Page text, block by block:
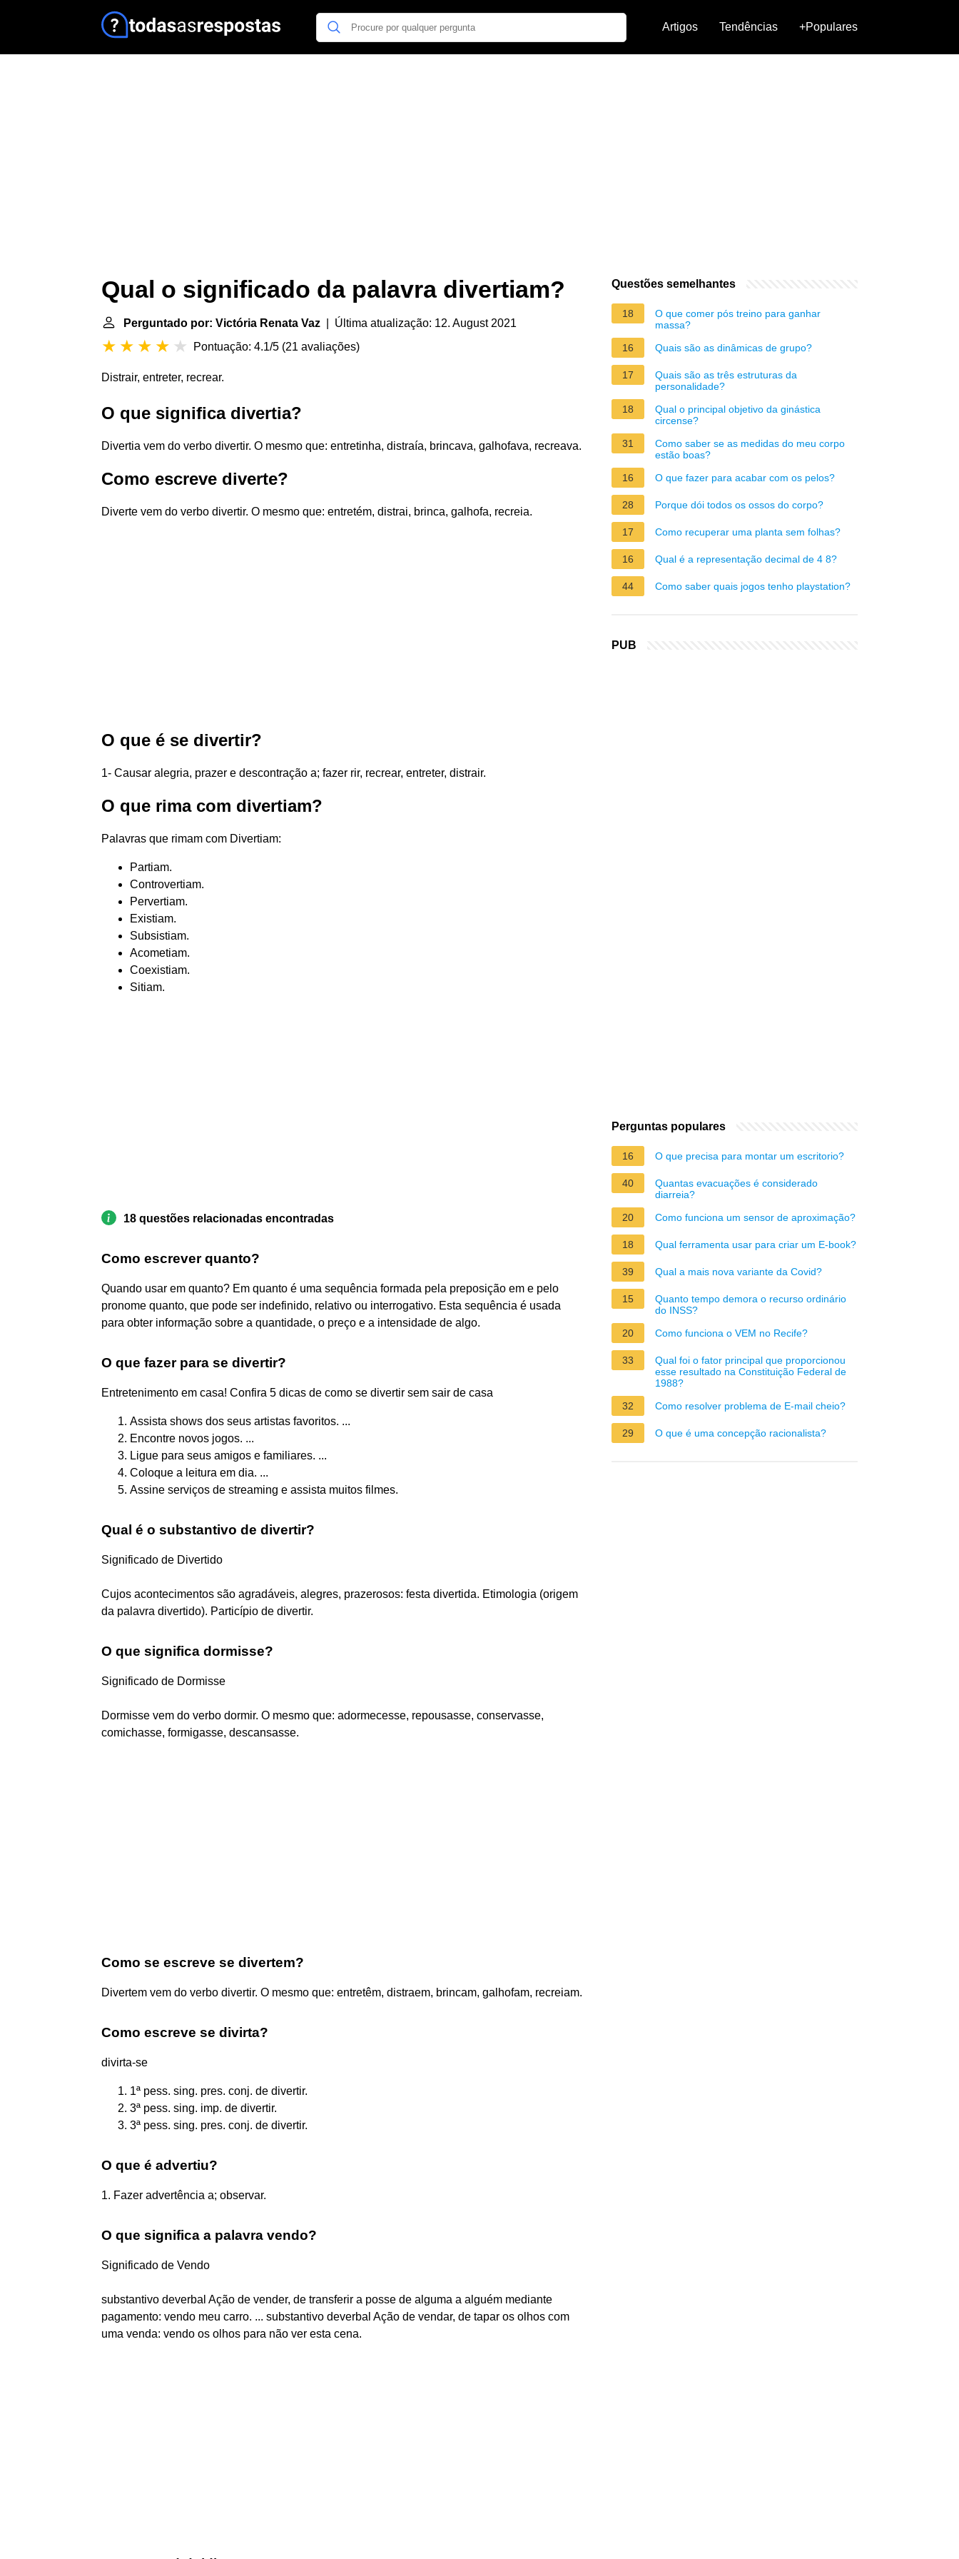
Artigos Tendências +Populares
Qual o significado da palavra divertiam?
Perguntado por: Victória Renata Vaz | Última atualização: 12. August 2021
Pontuação: 4.1/5 (21 avaliações)
Distrair, entreter, recrear.
O que significa divertia?
Divertia vem do verbo divertir. O mesmo que: entretinha, distraía, brincava, galhofava, recreava.
Como escreve diverte?
Diverte vem do verbo divertir. O mesmo que: entretém, distrai, brinca, galhofa, recreia.
O que é se divertir?
1- Causar alegria, prazer e descontração a; fazer rir, recrear, entreter, distrair.
O que rima com divertiam?
Palavras que rimam com Divertiam:
Partiam.
Controvertiam.
Pervertiam.
Existiam.
Subsistiam.
Acometiam.
Coexistiam.
Sitiam.
18 questões relacionadas encontradas
Como escrever quanto?
Quando usar em quanto? Em quanto é uma sequência formada pela preposição em e pelo
pronome quanto, que pode ser indefinido, relativo ou interrogativo. Esta sequência é usada
para obter informação sobre a quantidade, o preço e a intensidade de algo.
O que fazer para se divertir?
Entretenimento em casa! Confira 5 dicas de como se divertir sem sair de casa
Assista shows dos seus artistas favoritos. ...
Encontre novos jogos. ...
Ligue para seus amigos e familiares. ...
Coloque a leitura em dia. ...
Assine serviços de streaming e assista muitos filmes.
Qual é o substantivo de divertir?
Significado de Divertido
Cujos acontecimentos são agradáveis, alegres, prazerosos: festa divertida. Etimologia (origem
da palavra divertido). Particípio de divertir.
O que significa dormisse?
Significado de Dormisse
Dormisse vem do verbo dormir. O mesmo que: adormecesse, repousasse, conservasse,
comichasse, formigasse, descansasse.
Como se escreve se divertem?
Divertem vem do verbo divertir. O mesmo que: entretêm, distraem, brincam, galhofam, recreiam.
Como escreve se divirta?
divirta-se
1ª pess. sing. pres. conj. de divertir.
3ª pess. sing. imp. de divertir.
3ª pess. sing. pres. conj. de divertir.
O que é advertiu?
1. Fazer advertência a; observar.
O que significa a palavra vendo?
Significado de Vendo
substantivo deverbal Ação de vender, de transferir a posse de alguma a alguém mediante
pagamento: vendo meu carro. ... substantivo deverbal Ação de vendar, de tapar os olhos com
uma venda: vendo os olhos para não ver esta cena.
Questões semelhantes
18
O que comer pós treino para ganhar
massa?
16
Quais são as dinâmicas de grupo?
17
Quais são as três estruturas da
personalidade?
18
Qual o principal objetivo da ginástica
circense?
31
Como saber se as medidas do meu corpo
estão boas?
16
O que fazer para acabar com os pelos?
28 Porque dói todos os ossos do corpo?
17 Como recuperar uma planta sem folhas?
16 Qual é a representação decimal de 4 8?
44 Como saber quais jogos tenho playstation?
PUB
Perguntas populares
16 O que precisa para montar um escritorio?
40
Quantas evacuações é considerado
diarreia?
20
Como funciona um sensor de aproximação?
18 Qual ferramenta usar para criar um E-book?
39 Qual a mais nova variante da Covid?
15
Quanto tempo demora o recurso ordinário
do INSS?
20
Como funciona o VEM no Recife?
33
Qual foi o fator principal que proporcionou
esse resultado na Constituição Federal de
1988?
32
Como resolver problema de E-mail cheio?
29 O que é uma concepção racionalista?